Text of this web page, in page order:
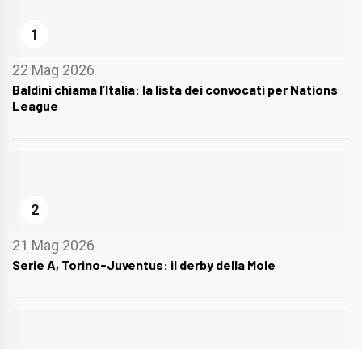
1
22 Mag 2026
Baldini chiama l’Italia: la lista dei convocati per Nations
League
2
21 Mag 2026
Serie A, Torino-Juventus: il derby della Mole